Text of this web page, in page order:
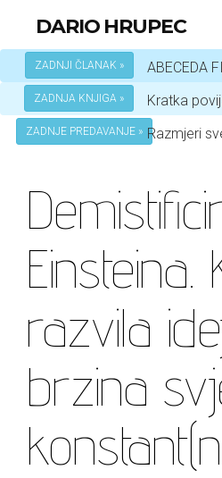
DARIO HRUPEC
ZADNJI ČLANAK »
ZADNJA KNJIGA » Kratka
ZADNJE PREDAVANJE » Razmjeri
Einsteina.
razvila
brzina